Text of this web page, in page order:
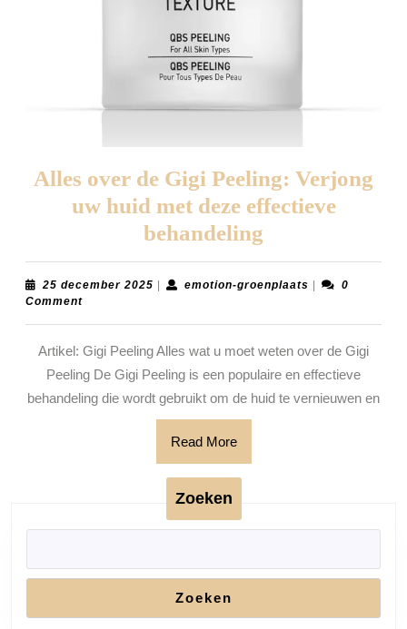
Alles over de Gigi Peeling: Verjong
uw huid met deze effectieve
behandeling
over
de
Peeling:
Verjong
uw
behandeling
25 december 2025 25
| emotion-groenplaatsemotion-
|
0
Comment
Artikel: Gigi Peeling Alles wat u moet weten over de Gigi
Peeling De Gigi Peeling is een populaire en effectieve
behandeling die wordt gebruikt om de huid te vernieuwen en
Read MoreRead
More
Zoeken
Zoeken